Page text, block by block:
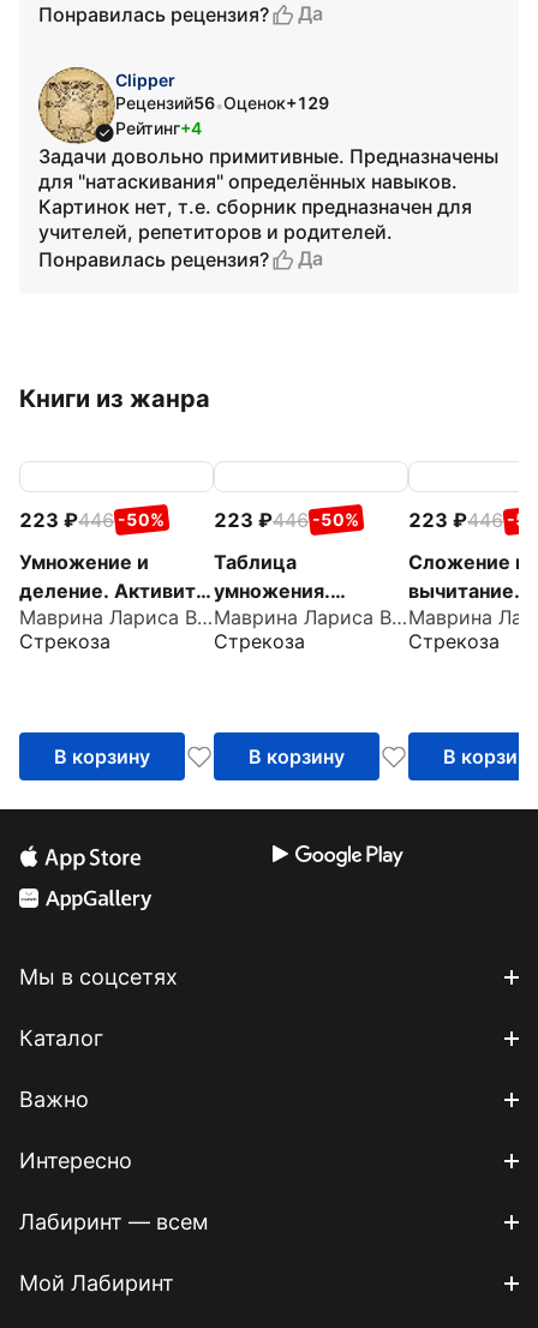
Понравилась рецензия?
Да
Clipper
Рецензий56•Оценок+129
Рейтинг+4
Задачи довольно примитивные. Предназначены
для "натаскивания" определённых навыков.
Картинок нет, т.е. сборник предназначен для
учителей, репетиторов и родителей.
Понравилась рецензия?
Да
Книги из жанра
223 446 -50%
Умножение и
деление. Активити
для начальной
школы
Маврина Лариса Викторовна
Стрекоза
В корзину
223 446 -50%
Таблица
умножения.
Активити для
начальной школы
Маврина Лариса Викторовна
Стрекоза
В корзину
223 446 -
Сложение и
вычитание.
Активити
начальной
Стрекоза
В корзину
Мы в соцсетях
Каталог
Важно
Интересно
Лабиринт — всем
Мой Лабиринт